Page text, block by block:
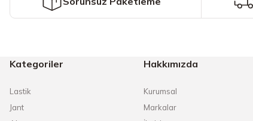
Kategoriler
Lastik
Jant
Hakkımızda
Kurumsal
Markalar